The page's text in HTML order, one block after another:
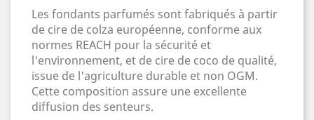
Les fondants parfumés sont fabriqués à partir
de cire de colza européenne, conforme aux
normes REACH pour la sécurité et
l'environnement, et de cire de coco de qualité,
issue de l'agriculture durable et non OGM.
Cette composition assure une excellente
diffusion des senteurs.